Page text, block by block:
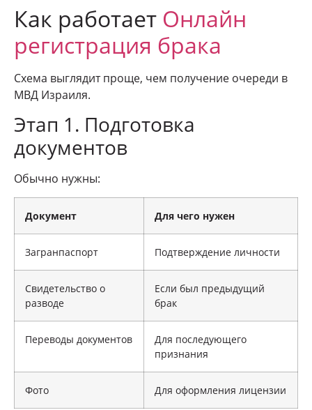
Как работает Онлайн
регистрация брака
Схема выглядит проще, чем получение очереди в
МВД Израиля.
Этап 1. Подготовка
документов
Обычно нужны:
Документ Для чего нужен
Загранпаспорт Подтверждение личности
Свидетельство о
разводе
Если был предыдущий
брак
Переводы документов
Для последующего
признания
Фото Для оформления лицензии